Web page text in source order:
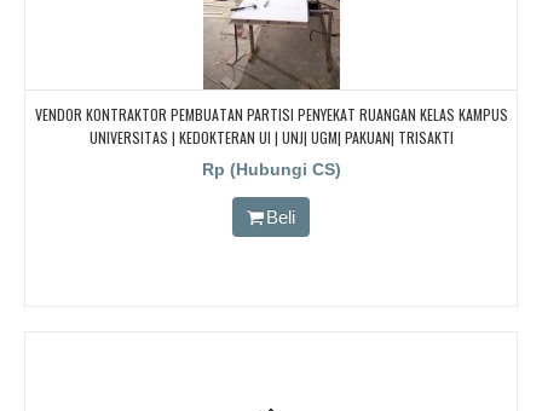
VENDOR KONTRAKTOR PEMBUATAN PARTISI PENYEKAT RUANGAN KELAS KAMPUS
UNIVERSITAS | KEDOKTERAN UI | UNJ| UGM| PAKUAN| TRISAKTI
Rp (Hubungi CS)
Beli